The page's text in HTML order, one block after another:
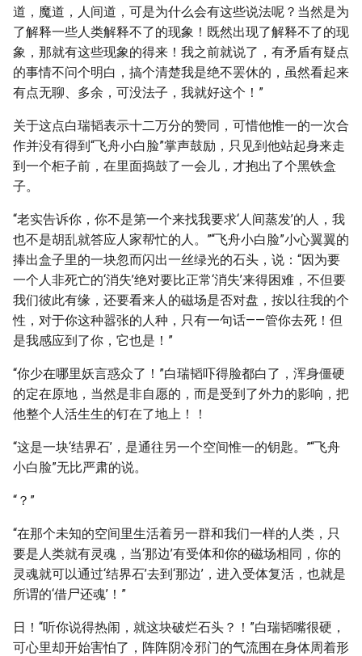
道，魔道，人间道，可是为什么会有这些说法呢？当然是为
了解释一些人类解释不了的现象！既然出现了解释不了的现
象，那就有这些现象的得来！我之前就说了，有矛盾有疑点
的事情不问个明白，搞个清楚我是绝不罢休的，虽然看起来
有点无聊、多余，可没法子，我就好这个！”
关于这点白瑞韬表示十二万分的赞同，可惜他惟一的一次合
作并没有得到“飞舟小白脸”掌声鼓励，只见到他站起身来走
到一个柜子前，在里面捣鼓了一会儿，才抱出了个黑铁盒
子。
“老实告诉你，你不是第一个来找我要求‘人间蒸发’的人，我
也不是胡乱就答应人家帮忙的人。”“飞舟小白脸”小心翼翼的
捧出盒子里的一块忽而闪出一丝绿光的石头，说：“因为要
一个人非死亡的‘消失’绝对要比正常‘消失’来得困难，不但要
我们彼此有缘，还要看来人的磁场是否对盘，按以往我的个
性，对于你这种嚣张的人种，只有一句话——管你去死！但
是我感应到了你，它也是！”
“你少在哪里妖言惑众了！”白瑞韬吓得脸都白了，浑身僵硬
的定在原地，当然是非自愿的，而是受到了外力的影响，把
他整个人活生生的钉在了地上！！
“这是一块‘结界石’，是通往另一个空间惟一的钥匙。”“飞舟
小白脸”无比严肃的说。
“？”
“在那个未知的空间里生活着另一群和我们一样的人类，只
要是人类就有灵魂，当‘那边’有受体和你的磁场相同，你的
灵魂就可以通过‘结界石’去到‘那边’，进入受体复活，也就是
所谓的‘借尸还魂’！”
日！“听你说得热闹，就这块破烂石头？！”白瑞韬嘴很硬，
可心里却开始害怕了，阵阵阴冷邪门的气流围在身体周着形